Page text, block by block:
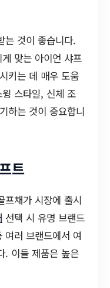
는 것이 좋습니다.
맞는 아이언 샤프
키는 데 매우 도움
스타일, 신체 조
하는 것이 중요합니
트
프채가 시장에 출시
선택 시 유명 브랜드
러 브랜드에서 여
. 이들 제품은 높은